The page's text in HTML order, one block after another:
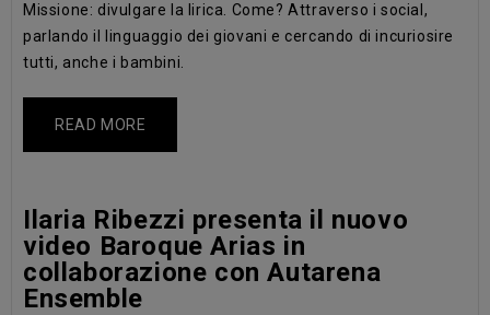
Missione: divulgare la lirica. Come? Attraverso i social,
parlando il linguaggio dei giovani e cercando di incuriosire
tutti, anche i bambini.
READ MORE
Ilaria Ribezzi presenta il nuovo
video Baroque Arias in
collaborazione con Autarena
Ensemble